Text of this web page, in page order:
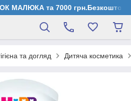
МАЛЮКА та 7000 грн.Безкоштовна
та догляд Дитяча косметика